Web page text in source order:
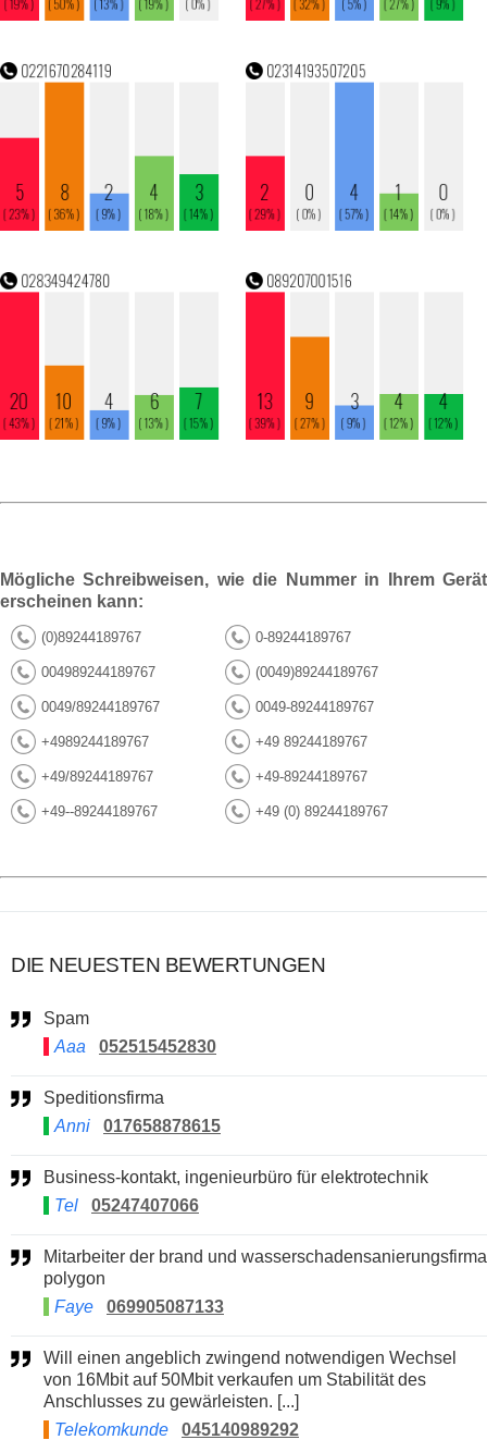
Mögliche Schreibweisen, wie die Nummer in Ihrem Gerät
erscheinen kann:
(0)89244189767 0-89244189767
004989244189767 (0049)89244189767
0049/89244189767 0049-89244189767
+4989244189767 +49 89244189767
+49/89244189767 +49-89244189767
+49--89244189767 +49 (0) 89244189767
DIE NEUESTEN BEWERTUNGEN
Spam
Aaa
052515452830
Speditionsfirma
Anni
017658878615
Business-kontakt, ingenieurbüro für elektrotechnik
Tel
05247407066
Mitarbeiter der brand und wasserschadensanierungsfirma
polygon
Faye
069905087133
Will einen angeblich zwingend notwendigen Wechsel
von 16Mbit auf 50Mbit verkaufen um Stabilität des
Anschlusses zu gewärleisten. [...]
Telekomkunde
045140989292